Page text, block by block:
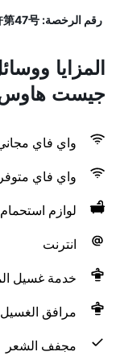
رقم الرخصة: 広島市指令旅許第47号
المزايا
جيست
واي فاي
واي فاي
لوازم
انترنت
خدمة غسيل
مرافق الغسيل
مجفف الشعر